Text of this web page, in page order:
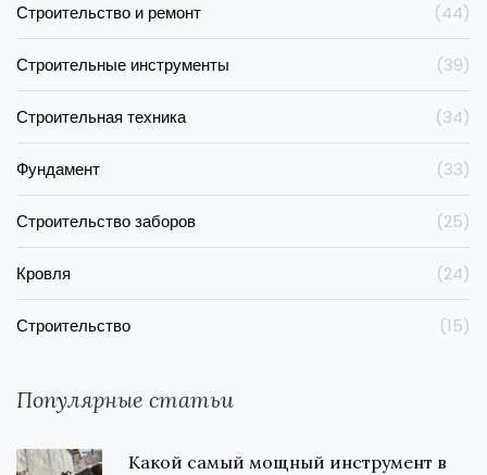
Строительство и ремонт (44)
Строительные инструменты (39)
Строительная техника (34)
Фундамент (33)
Строительство заборов (25)
Кровля (24)
Строительство (15)
Популярные статьи
Какой самый мощный инструмент в